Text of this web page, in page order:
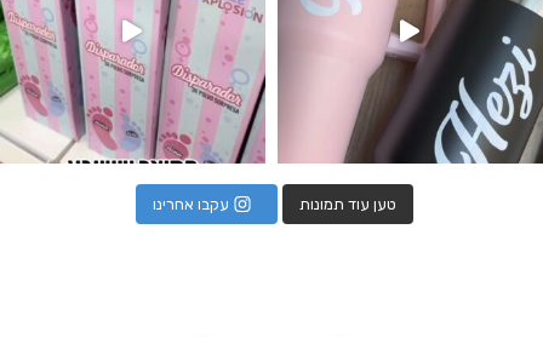
טען עוד תמונות עקבו אחרינו